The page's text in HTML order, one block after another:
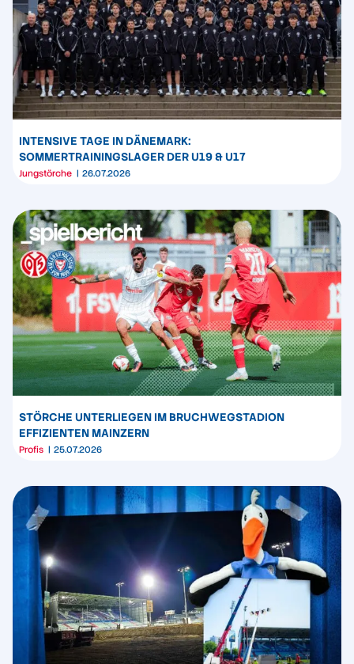
INTENSIVE TAGE IN DÄNEMARK:
SOMMERTRAININGSLAGER DER U19 & U17
Jungstörche 26.07.2026
STÖRCHE UNTERLIEGEN IM BRUCHWEGSTADION
EFFIZIENTEN MAINZERN
Profis 25.07.2026